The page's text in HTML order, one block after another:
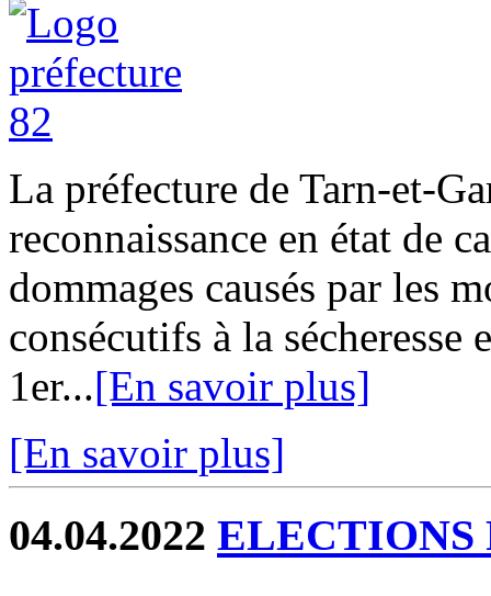
La préfecture de Tarn-et-
reconnaissance en état de
dommages causés par les
consécutifs à la
1er...[En savoir plus]
[En savoir plus]
04.04.2022 ELECTIONS